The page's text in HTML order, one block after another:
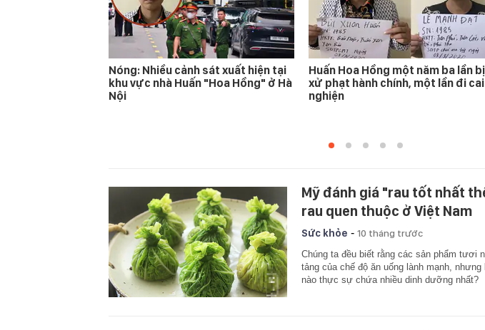
Nóng: Nhiều cảnh sát xuất hiện tại
khu vực nhà Huấn "Hoa Hồng" ở Hà
Nội
Huấn Hoa Hồng một năm ba lần bị
xử phạt hành chính, một lần đi cai
nghiện
Mỹ đánh giá "rau tốt nhất
rau quen thuộc ở Việt Nam
Sức khỏe - 10 tháng trước
Chúng ta đều biết rằng các sản phẩm tươi
tảng của chế độ ăn uống lành mạnh,
nào thực sự chứa nhiều dinh dưỡng nhất?